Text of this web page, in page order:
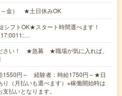
～金） ★土日休みOK
フトOK★スタート時間選べます！
17:0011:…
さい！ ★急募 ★職場が気に入れば、
1550円～ 経験者：時給1750円～★日
り（月払いも選べます）※稼働開始時は
払いとなります。